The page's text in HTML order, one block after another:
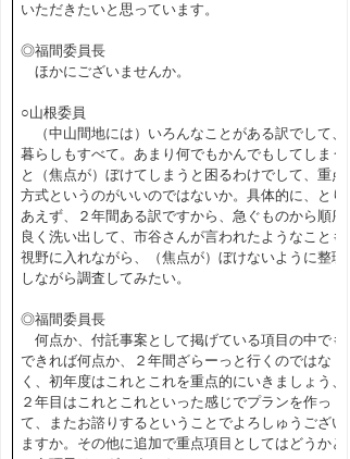
いただきたいと思っています。
◎福間委員長
ほかにございませんか。
○山根委員
（中山間地には）いろんなことがある訳でして、
暮らしもすべて。あまり何でもかんでもしてしまう
と（焦点が）ぼけてしまうと困るわけでして、重点
方式というのがいいのではないか。具体的に、とり
あえず、２年間ある訳ですから、急ぐものから順序
良く洗い出して、市谷さんが言われたようなことも
視野に入れながら、（焦点が）ぼけないように整理
しながら調査してみたい。
◎福間委員長
何点か、付託事案として掲げている項目の中でも
できれば何点か、２年間ざらーっと行くのではな
く、初年度はこれとこれを重点的にいきましょう、
２年目はこれとこれといった感じでプランを作っ
て、またお諮りするということでよろしゅうござい
ますか。その他に追加で重点項目としてはどうかと